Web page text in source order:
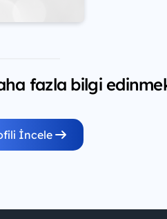
fazla bilgi
İncele